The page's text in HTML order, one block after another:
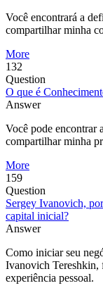
Você encontrará a
compartilhar minha
More
132
Question
O que é
Answer
Você pode encontrar
compartilhar minha
More
159
Question
Sergey Ivanovich,
capital inicial?
Answer
Como iniciar seu
Ivanovich Tereshkin,
experiência pessoal.